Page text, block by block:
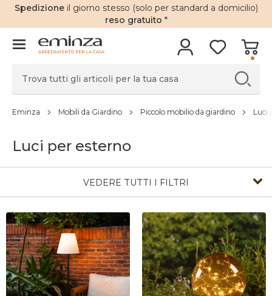
Spedizione il giorno stesso (solo per standard a domicilio)
reso gratuito *
ARREDAMENTO PER LA CASA
Eminza Mobili da Giardino Piccolo mobilio da giardino Luci
Luci per esterno
VEDERE TUTTI I FILTRI